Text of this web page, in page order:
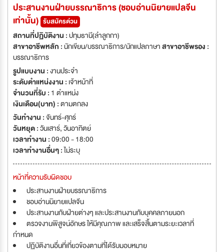
ประสานงานฝ่ายบรรณาธิการ (ชอบอ่านนิยายแปลจีน
เท่านั้น) รับสมัครด่วน
สถานที่ปฏิบัติงาน :ปทุมธานี(ลำลูกกา)
สาขาอาชีพหลัก :นักเขียน/บรรณาธิการ/นักแปลภาษาสาขาอาชีพรอง :
บรรณาธิการ
รูปแบบงาน :งานประจำ
ระดับตำแหน่งงาน : เจ้าหน้าที่
จำนวนที่รับ : 1 ตำแหน่ง
เงินเดือน(บาท) :ตามตกลง
วันทำงาน :จันทร์-ศุกร์
วันหยุด :วันเสาร์,วันอาทิตย์
เวลาทำงาน :09:00 - 18:00
เวลาทำงานอื่นๆ :ไม่ระบุ
หน้าที่ความรับผิดชอบ
ประสานงานฝ่ายบรรณาธิการ
ชอบอ่านนิยายแปลจีน
ประสานงานกับฝ่ายต่างๆ และประสานงานกับบุคคลภายนอก
ตรวจงานพิสูจน์อักษร ให้มีคุณภาพ และเสร็จสิ้นตามระยะเวลาที่
กำหนด
ปฏิบัติงานอื่นที่เกี่ยวข้องตามที่ได้รับมอบหมาย